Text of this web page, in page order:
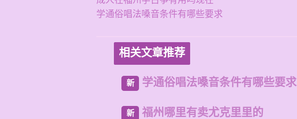
学通俗唱法嗓音条件有哪些要求
相关文章推荐
新 学通俗唱法嗓音条件有哪些要求
新 福州哪里有卖尤克里里的